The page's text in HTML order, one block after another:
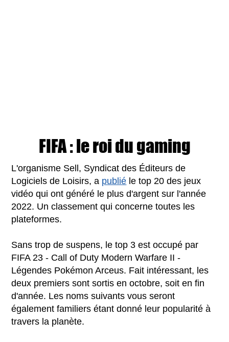
FIFA : le roi du gaming
L'organisme Sell, Syndicat des Éditeurs de
Logiciels de Loisirs, a publié le top 20 des jeux
vidéo qui ont généré le plus d'argent sur l'année
2022. Un classement qui concerne toutes les
plateformes.
Sans trop de suspens, le top 3 est occupé par
FIFA 23 - Call of Duty Modern Warfare II -
Légendes Pokémon Arceus. Fait intéressant, les
deux premiers sont sortis en octobre, soit en fin
d'année. Les noms suivants vous seront
également familiers étant donné leur popularité à
travers la planète.